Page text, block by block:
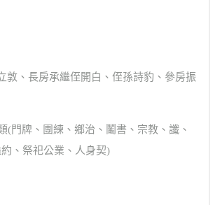
敦、長房承繼侄開白、侄孫詩豹、參房振
(門牌、團練、鄉治、鬮書、宗教、讖、
約、祭祀公業、人身契)